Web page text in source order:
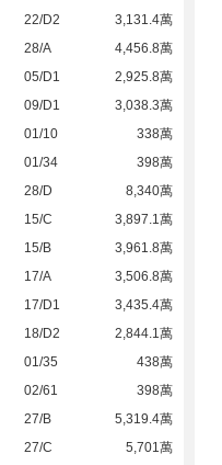
22/D2
3,131.4萬
28/A
4,456.8萬
05/D1
2,925.8萬
09/D1
3,038.3萬
01/10
338萬
01/34
398萬
28/D
8,340萬
15/C
3,897.1萬
15/B
3,961.8萬
17/A
3,506.8萬
17/D1
3,435.4萬
18/D2
2,844.1萬
01/35
438萬
02/61
398萬
27/B
5,319.4萬
27/C
5,701萬